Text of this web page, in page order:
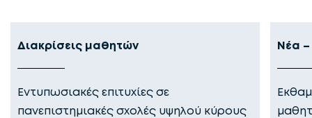
Διακρίσεις μαθητών
Εντυπωσιακές επιτυχίες σε
πανεπιστημιακές σχολές υψηλού κύρους
Νέα –